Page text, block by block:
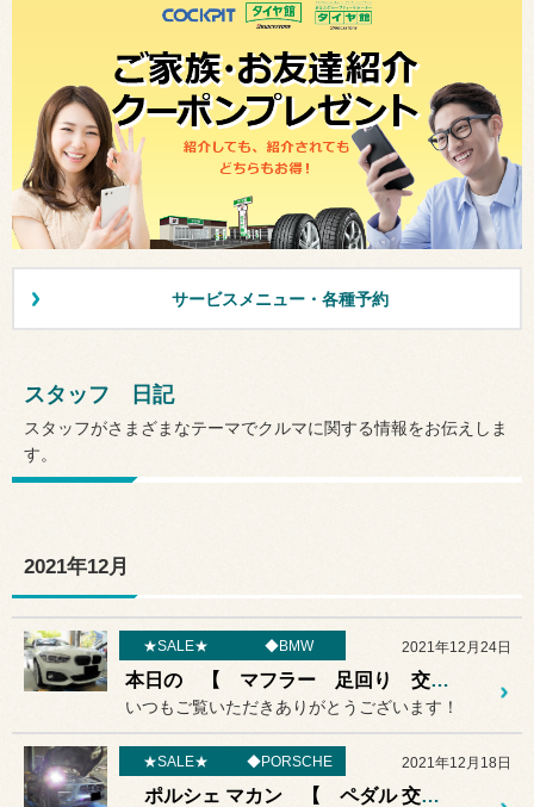
サービスメニュー・各種予約
スタッフ 日記
スタッフがさまざまなテーマでクルマに関する情報をお伝えしま
す。
2021年12月
★SALE★ ◆BMW 2021年12月24日
本日の 【 マフラー 足回り 交換 】作業紹介♪♪
いつもご覧いただきありがとうございます！
★SALE★ ◆PORSCHE 2021年12月18日
ポルシェ マカン 【 ペダル 交換 】作業紹介♪♪